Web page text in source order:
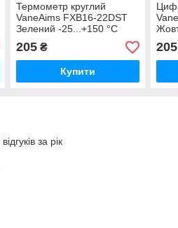
Термометр круглий
VaneAims FXB16-22DST
Зелений -25...+150 °C
205₴
Купити
205
за рік